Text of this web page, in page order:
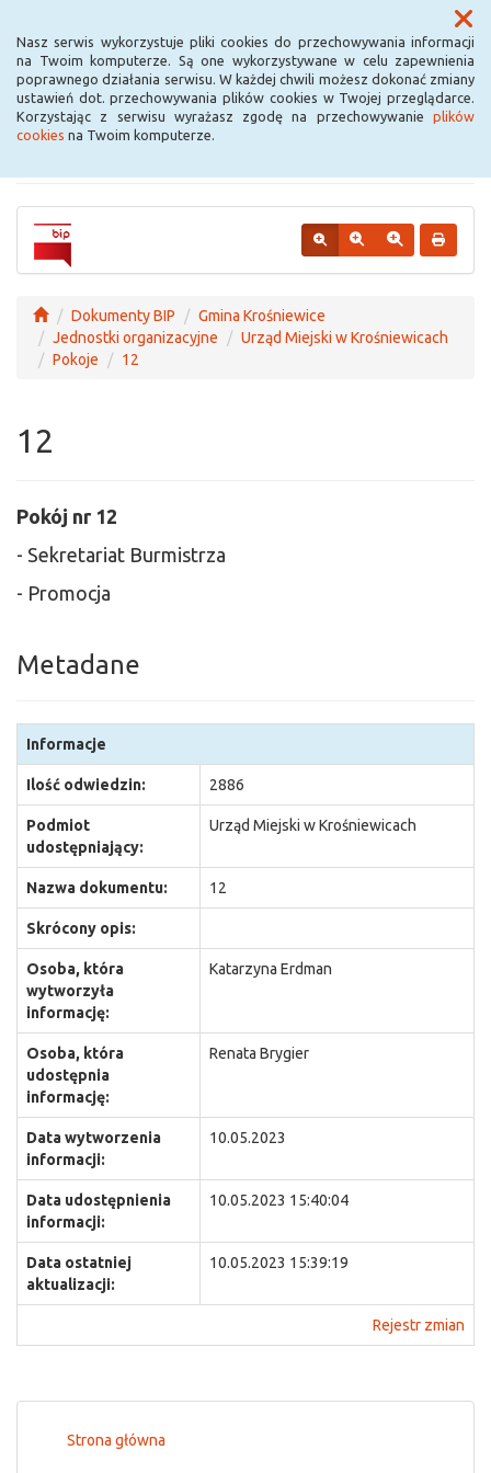
Nasz serwis wykorzystuje pliki cookies do przechowywania informacji
na Twoim komputerze. Są one wykorzystywane w celu zapewnienia
poprawnego działania serwisu. W każdej chwili możesz dokonać zmiany
ustawień dot. przechowywania plików cookies w Twojej przeglądarce.
Korzystając z serwisu wyrażasz zgodę na przechowywanie plików
cookies na Twoim komputerze.
Menu
Urząd Miejski w
Krośniewicach
Dokumenty BIP
Gmina Krośniewice
Jednostki organizacyjne
Urząd Miejski w Krośniewicach
Pokoje
12
12
Pokój nr 12
- Sekretariat Burmistrza
- Promocja
Metadane
Informacje
Ilość odwiedzin: 2886
Podmiot
udostępniający:
Urząd Miejski w Krośniewicach
Nazwa dokumentu: 12
Skrócony opis:
Osoba, która
wytworzyła
informację:
Katarzyna Erdman
Osoba, która
udostępnia
informację:
Renata Brygier
Data wytworzenia
informacji:
10.05.2023
Data udostępnienia
informacji:
10.05.2023 15:40:04
Data ostatniej
aktualizacji:
10.05.2023 15:39:19
Rejestr zmian
Strona główna